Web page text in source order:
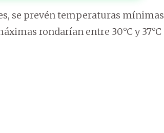
se prevén temperaturas mínimas
rondarían entre 30°C y 37°C